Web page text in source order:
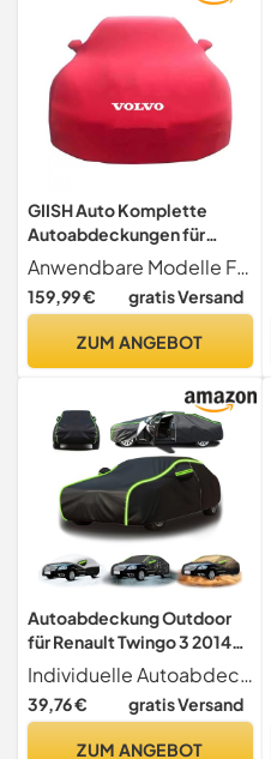
GIISH Auto Komplette
Autoabdeckungen für
Volvo V60 (Y20) 2010-2015
2016 2017
2018,Maßangefertigt
Autoschutzhülle Auto
Staubdichtes Zubehör,B
Anwendbare Modelle Für Volvo V60 (Y20) 2010-2015 2016 2017 2018
159,99 € gratis Versand
ZUM ANGEBOT
Autoabdeckung Outdoor
für Renault Twingo 3 2014-
2021,Autoplane
Wasserdicht,
Autoabdeckung Vollgarage
Individuelle Autoabdeckung Autoabdeckung Outdoor für Renault Twingo 3 2014-2021, jede unserer Autoplane wird entsprechend dem Modell und der Größe des Autos und dem Baujahr angepasst, passt perfekt zu Ihrem Auto.
39,76 € gratis Versand
ZUM ANGEBOT